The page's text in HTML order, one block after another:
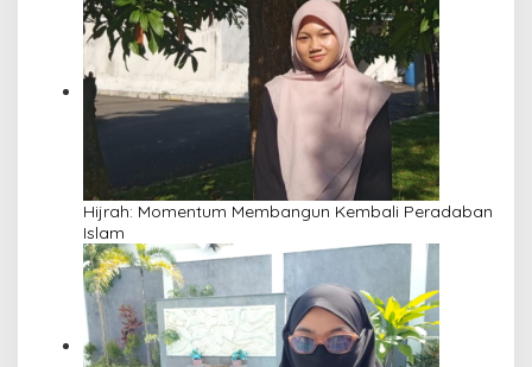
Hijrah: Momentum Membangun Kembali Peradaban
Islam